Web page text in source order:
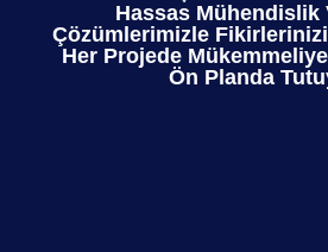
Hassas Mühendislik
Çözümlerimizle Fikirlerinizi
Her Projede
Ön Planda